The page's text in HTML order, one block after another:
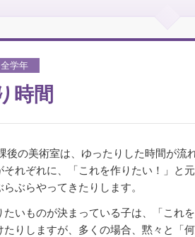
全学年
時間
の美術室は、ゆったりした時間が流れ
それぞれに、「これを作りたい！」と
らぶらやってきたりします。
いものが決まっている子は、「これ
たりしますが、多くの場合、黙々と「